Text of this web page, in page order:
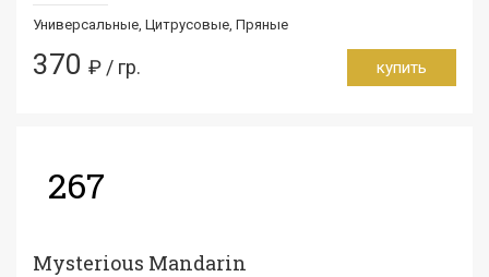
Универсальные, Цитрусовые, Пряные
370 ₽ / гр. купить
267
Mysterious Mandarin